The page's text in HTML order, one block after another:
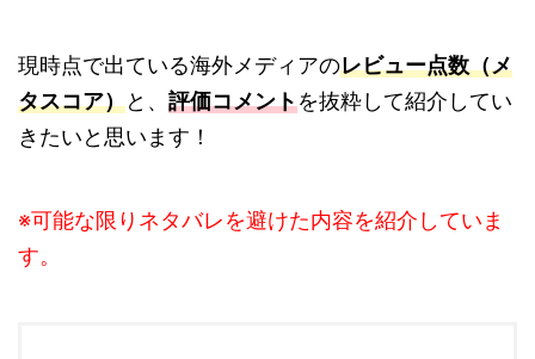
現時点で出ている海外メディアのレビュー点数（メ
タスコア）と、 評価コメントを抜粋して紹介してい
きたいと思います！
※可能な限りネタバレを避けた内容を紹介していま
す。